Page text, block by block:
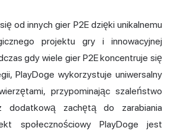
od innych gier P2E dzięki unikalnemu
projektu gry i innowacyjnej
gdy wiele gier P2E koncentruje się
PlayDoge wykorzystuje uniwersalny
przypominając szaleństwo
dodatkową zachętą do zarabiania
społecznościowy PlayDoge jest